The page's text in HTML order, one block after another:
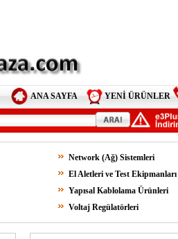
ANA SAYFA YENİ ÜRÜNLER
Network (Ağ) Sistemleri
El Aletleri ve Test Ekipmanları
Yapısal Kablolama Ürünleri
Voltaj Regülatörleri